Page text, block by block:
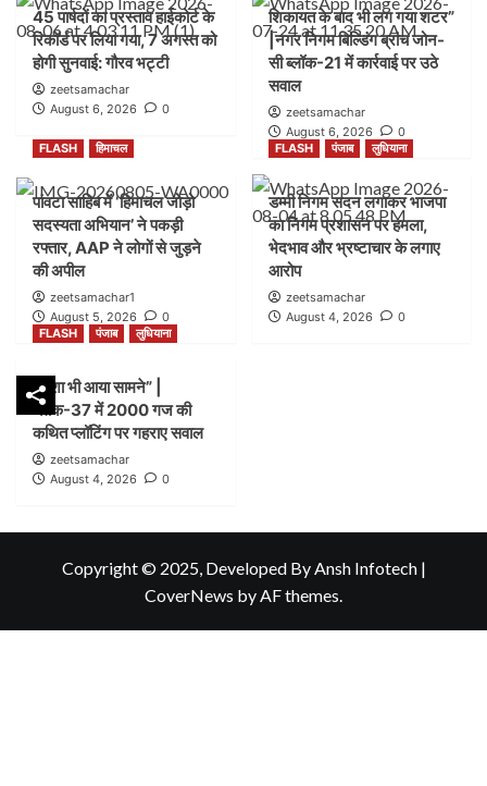
45 पार्षदों का प्रस्ताव हाईकोर्ट के
रिकॉर्ड पर लिया गया, 7 अगस्त को
होगी सुनवाई: गौरव भट्टी
zeetsamachar
August 6, 2026
0
शिकायत के बाद भी लग गया शटर”
|नगर निगम बिल्डिंग ब्रांच जोन-
सी ब्लॉक-21 में कार्रवाई पर उठे
सवाल
zeetsamachar
August 6, 2026
0
FLASH
हिमाचल
पांवटा साहिब में ‘हिमाचल जोड़ो
सदस्यता अभियान’ ने पकड़ी
रफ्तार, AAP ने लोगों से जुड़ने
की अपील
zeetsamachar1
August 5, 2026
0
FLASH पंजाब लुधियाना
डम्मी निगम सदन लगाकर भाजपा
का निगम प्रशासन पर हमला,
भेदभाव और भ्रष्टाचार के लगाए
आरोप
zeetsamachar
August 4, 2026
0
FLASH
पंजाब लुधियाना
नक्शा भी आया सामने” |
ब्लॉक-37 में 2000 गज की
कथित प्लॉटिंग पर गहराए सवाल
zeetsamachar
August 4, 2026
0
Copyright © 2025, Developed By Ansh Infotech |
CoverNews by AF themes.